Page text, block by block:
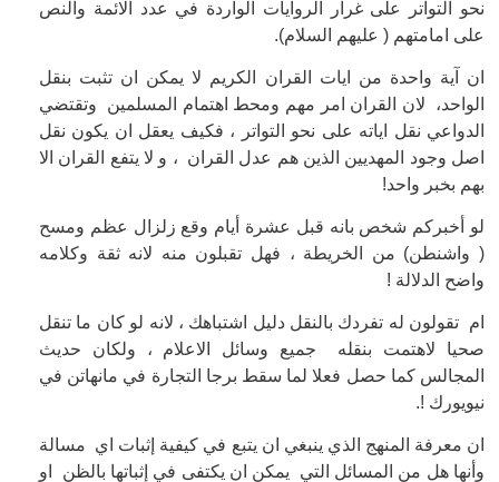
نحو التواتر على غرار الروايات الواردة في عدد الائمة والنص
على امامتهم ( عليهم السلام).
ان آية واحدة من ايات القران الكريم لا يمكن ان تثبت بنقل
الواحد، لان القران امر مهم ومحط اهتمام المسلمين وتقتضي
الدواعي نقل اياته على نحو التواتر ، فكيف يعقل ان يكون نقل
اصل وجود المهديين الذين هم عدل القران ، و لا يتفع القران الا
بهم بخبر واحد!
لو أخبركم شخص بانه قبل عشرة أيام وقع زلزال عظم ومسح
( واشنطن) من الخريطة ، فهل تقبلون منه لانه ثقة وكلامه
واضح الدلالة !
ام تقولون له تفردك بالنقل دليل اشتباهك ، لانه لو كان ما تنقل
صحيا لاهتمت بنقله جميع وسائل الاعلام ، ولكان حديث
المجالس كما حصل فعلا لما سقط برجا التجارة في مانهاتن في
نيويورك !.
ان معرفة المنهج الذي ينبغي ان يتبع في كيفية إثبات اي مسالة
وأنها هل من المسائل التي يمكن ان يكتفى في إثباتها بالظن او